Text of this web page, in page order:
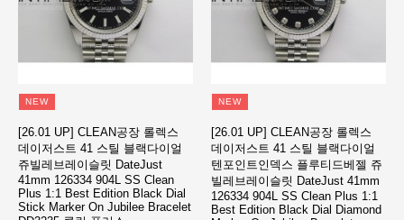
NEW
[26.01 UP] CLEAN공장 롤렉스
데이저스트 41 스틸 블랙다이얼
쥬빌레브레이슬릿 DateJust
41mm 126334 904L SS Clean
Plus 1:1 Best Edition Black Dial
Stick Marker On Jubilee Bracelet
NEW
[26.01 UP] CLEAN공장 롤렉스
데이저스트 41 스틸 블랙다이얼
텐포인트인덱스 플루티드베젤 쥬
빌레브레이슬릿 DateJust 41mm
126334 904L SS Clean Plus 1:1
Best Edition Black Dial Diamond